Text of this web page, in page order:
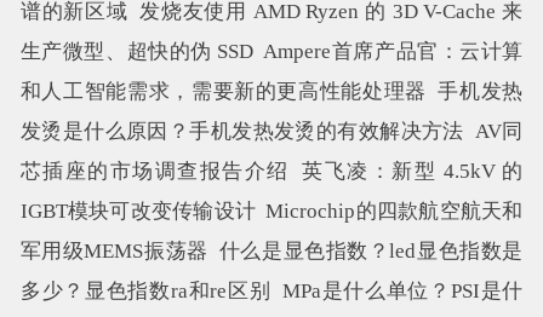
谱的新区域 发烧友使用 AMD Ryzen 的 3D V-Cache 来
生产微型、超快的伪 SSD Ampere首席产品官：云计算
和人工智能需求，需要新的更高性能处理器 手机发热
发烫是什么原因？手机发热发烫的有效解决方法 AV同
芯插座的市场调查报告介绍
英飞凌：新型 4.5kV 的
IGBT模块可改变传输设计 Microchip的四款航空航天和
军用级MEMS振荡器 什么是显色指数？led显色指数是
多少？显色指数ra和re区别
MPa是什么单位？PSI是什